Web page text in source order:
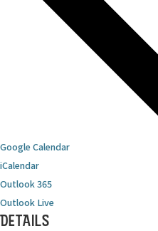
Google Calendar
iCalendar
Outlook 365
Outlook Live
DETAILS